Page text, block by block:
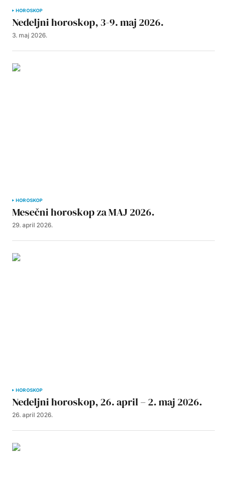
HOROSKOP
Nedeljni horoskop, 3-9. maj 2026.
3. maj 2026.
HOROSKOP
Mesečni horoskop za MAJ 2026.
29. april 2026.
HOROSKOP
Nedeljni horoskop, 26. april – 2. maj 2026.
26. april 2026.